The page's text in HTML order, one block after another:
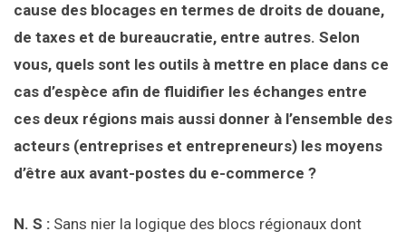
cause des blocages en termes de droits de douane,
de taxes et de bureaucratie, entre autres. Selon
vous, quels sont les outils à mettre en place dans ce
cas d’espèce afin de fluidifier les échanges entre
ces deux régions mais aussi donner à l’ensemble des
acteurs (entreprises et entrepreneurs) les moyens
d’être aux avant-postes du e-commerce ?
N. S : Sans nier la logique des blocs régionaux dont